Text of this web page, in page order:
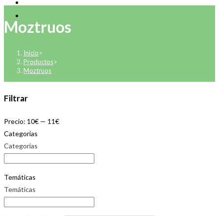
Moztruos
Inicio>
Productos>
Moztruos
Filtrar
Precio: 10€ — 11€
Categorías
Categorías
Temáticas
Temáticas